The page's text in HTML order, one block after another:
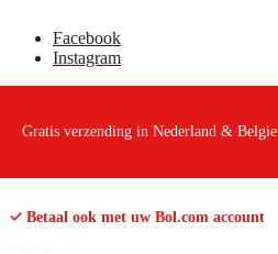
Facebook
Instagram
Gratis verzending in Nederland & Belgie
✓ Betaal ook met uw Bol.com account